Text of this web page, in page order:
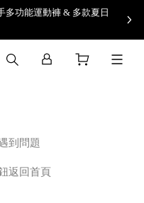
多功能運動褲 & 多款夏日
到問題
返回首頁